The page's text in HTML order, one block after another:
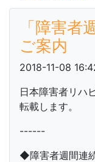
「障害者
ご案内
2018-11-08
日本障害者リハ
転載します。
------
◆障害者週間連